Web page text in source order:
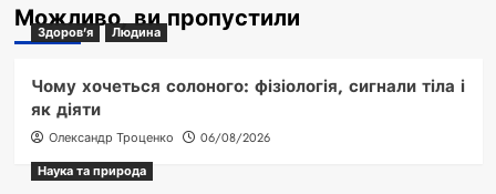
Можливо, ви пропустили
Здоров'я Людина
Чому хочеться солоного: фізіологія, сигнали тіла і
як діяти
Олександр Троценко
06/08/2026
Наука та природа